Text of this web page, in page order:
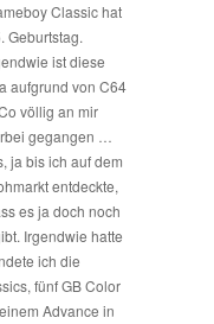
Classic hat
Geburtstag.
ist diese
aufgrund von C64
völlig an mir
gegangen …
ja bis ich auf dem
entdeckte,
es ja doch noch
Irgendwie hatte
ich die
fünf GB Color
Advance in